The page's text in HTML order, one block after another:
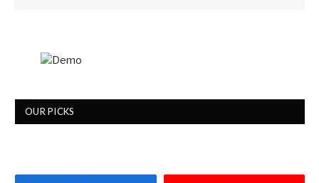
OUR PICKS